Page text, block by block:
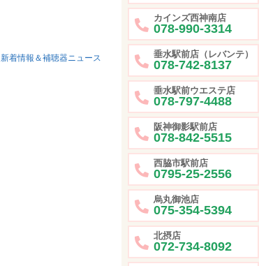
新着情報＆補聴器ニュース
カインズ西神南店
078-990-3314
垂水駅前店（レバンテ）
078-742-8137
垂水駅前ウエステ店
078-797-4488
阪神御影駅前店
078-842-5515
西脇市駅前店
0795-25-2556
烏丸御池店
075-354-5394
北摂店
072-734-8092